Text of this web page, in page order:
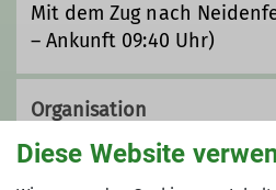
Mit dem Zug nach
– Ankunft 09:40 Uhr)
Organisation
Diese Website